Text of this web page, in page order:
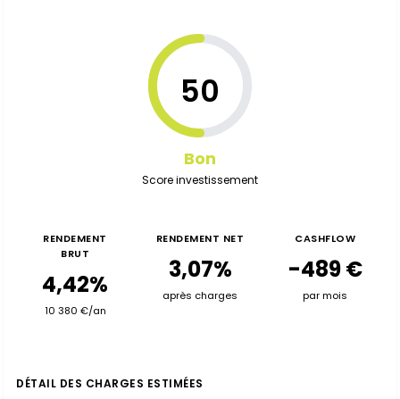
50
Bon
Score investissement
RENDEMENT
BRUT
4,42%
10 380 €/an
RENDEMENT NET
3,07%
après charges
CASHFLOW
-489 €
par mois
DÉTAIL DES CHARGES ESTIMÉES